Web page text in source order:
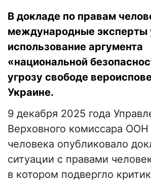
В докладе по правам
международные эксперты
использование аргумента
«национальной
угрозу свободе
Украине.
9 декабря 2025 года
Верховного комиссара
человека опубликовало
ситуации с правами
в котором подвергло